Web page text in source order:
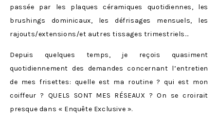
passée par les plaques céramiques quotidiennes, les
brushings dominicaux, les défrisages mensuels, les
rajouts/extensions/et autres tissages trimestriels…
Depuis quelques temps, je reçois quasiment
quotidiennement des demandes concernant l’entretien
de mes frisettes: quelle est ma routine ? qui est mon
coiffeur ? QUELS SONT MES RÉSEAUX ? On se croirait
presque dans « Enquête Exclusive ».